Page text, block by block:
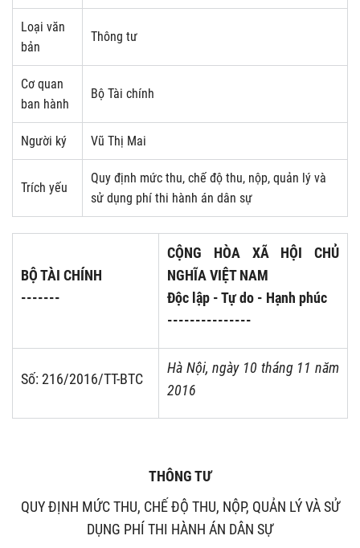
Loại văn
bản
Thông tư
Cơ quan
ban hành
Bộ Tài chính
Người ký Vũ Thị Mai
Trích yếu
Quy định mức thu, chế độ thu, nộp, quản lý và
sử dụng phí thi hành án dân sự
BỘ TÀI CHÍNH
-------
CỘNG HÒA XÃ HỘI CHỦ
NGHĨA VIỆT NAM
Độc lập - Tự do - Hạnh phúc
---------------
Số: 216/2016/TT-BTC
Hà Nội, ngày 10 tháng11 năm
2016
THÔNG TƯ
QUY ĐỊNH MỨC THU, CHẾ ĐỘ THU, NỘP, QUẢN LÝ VÀ SỬ
DỤNG PHÍ THI HÀNH ÁN DÂN SỰ